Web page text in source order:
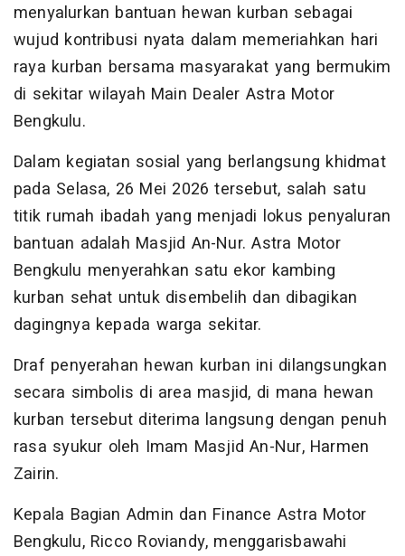
menyalurkan bantuan hewan kurban sebagai
wujud kontribusi nyata dalam memeriahkan hari
raya kurban bersama masyarakat yang bermukim
di sekitar wilayah Main Dealer Astra Motor
Bengkulu.
Dalam kegiatan sosial yang berlangsung khidmat
pada Selasa, 26 Mei 2026 tersebut, salah satu
titik rumah ibadah yang menjadi lokus penyaluran
bantuan adalah Masjid An-Nur. Astra Motor
Bengkulu menyerahkan satu ekor kambing
kurban sehat untuk disembelih dan dibagikan
dagingnya kepada warga sekitar.
Draf penyerahan hewan kurban ini dilangsungkan
secara simbolis di area masjid, di mana hewan
kurban tersebut diterima langsung dengan penuh
rasa syukur oleh Imam Masjid An-Nur, Harmen
Zairin.
Kepala Bagian Admin dan Finance Astra Motor
Bengkulu, Ricco Roviandy, menggarisbawahi